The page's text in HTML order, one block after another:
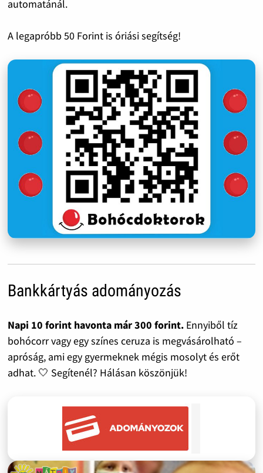
automatánál.
A legapróbb 50 Forint is óriási segítség!
Bankkártyás adományozás
Napi 10 forint havonta már 300 forint.Ennyiből tíz
bohócorr vagy egy színes ceruza is megvásárolható –
apróság, ami egy gyermeknek mégis mosolyt és erőt
adhat. 🤍 Segítenél? Hálásan köszönjük!